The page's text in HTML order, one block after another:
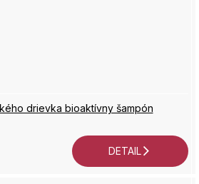
drievka bioaktívny šampón
DETAIL